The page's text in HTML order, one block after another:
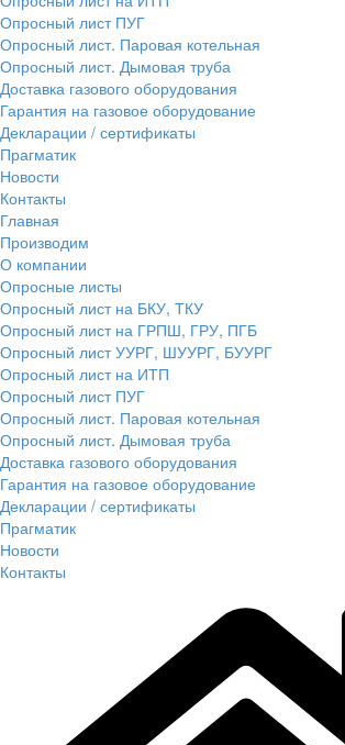
Опросный лист ПУГ
Опросный лист. Паровая котельная
Опросный лист. Дымовая труба
Доставка газового оборудования
Гарантия на газовое оборудование
Декларации / сертификаты
Прагматик
Новости
Контакты
Главная
Производим
О компании
Опросные листы
Опросный лист на БКУ, ТКУ
Опросный лист на ГРПШ, ГРУ, ПГБ
Опросный лист УУРГ, ШУУРГ, БУУРГ
Опросный лист на ИТП
Опросный лист ПУГ
Опросный лист. Паровая котельная
Опросный лист. Дымовая труба
Доставка газового оборудования
Гарантия на газовое оборудование
Декларации / сертификаты
Прагматик
Новости
Контакты